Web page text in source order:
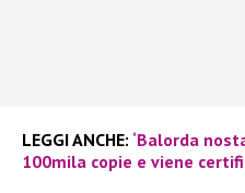
LEGGI ANCHE: ‘Balorda
100mila copie e viene